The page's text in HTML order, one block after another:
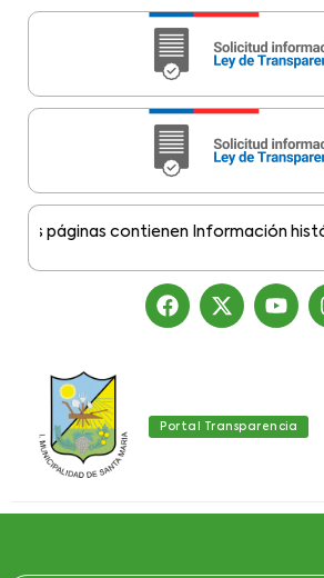
páginas contienen Información
Portal Transparencia